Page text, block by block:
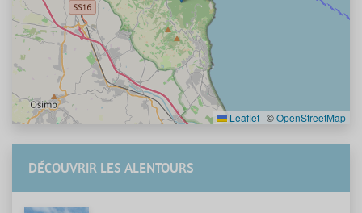
Leaflet | ©OpenStreetMap
DÉCOUVRIR LES ALENTOURS